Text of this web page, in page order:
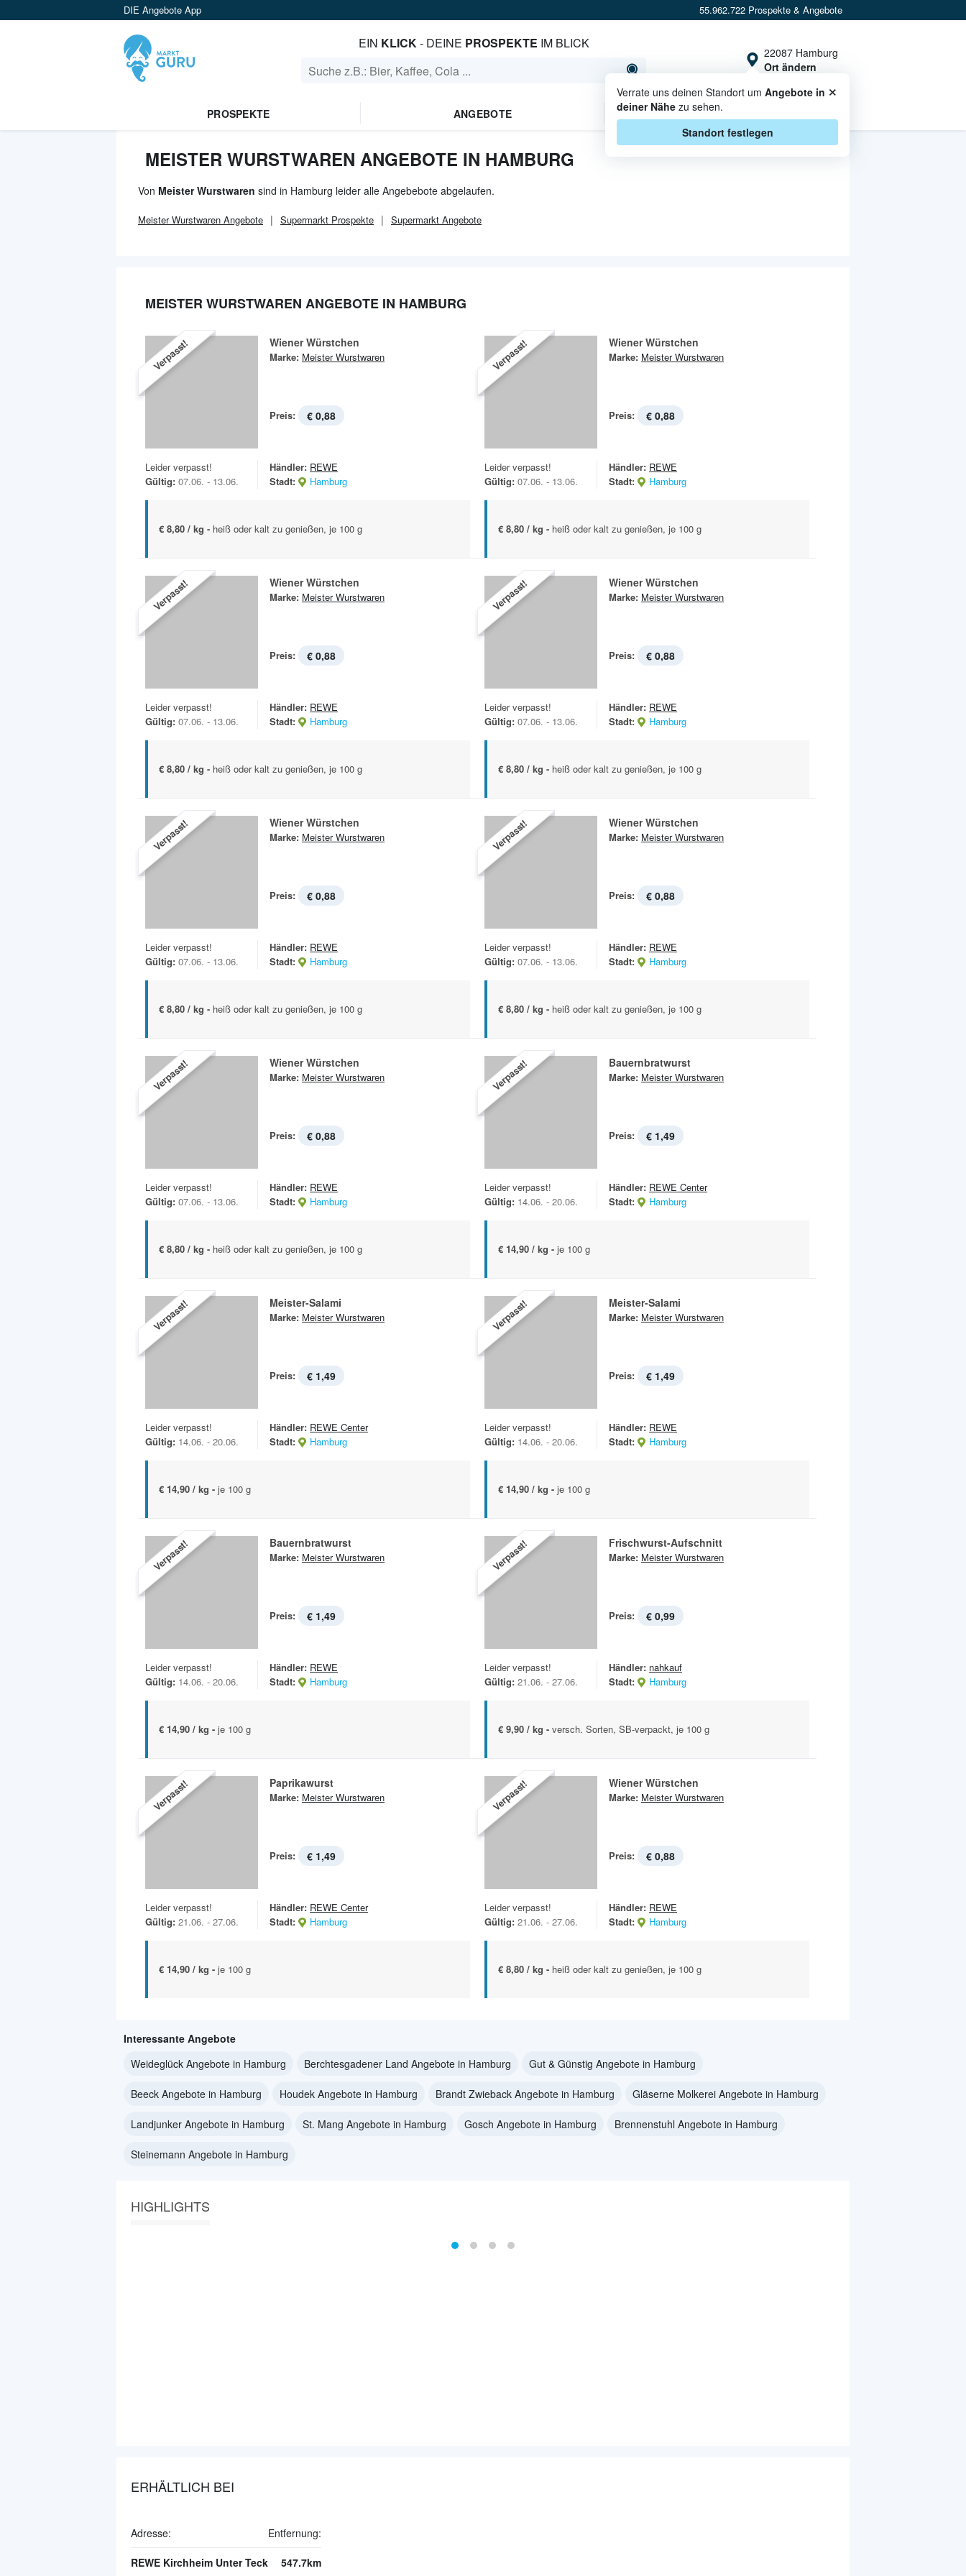
DIE Angebote App 55.962.722 Prospekte & Angebote
EIN KLICK- DEINE PROSPEKTE IM BLICK
22087 Hamburg
Ort ändern
Verrate uns deinen Standort umAngebote in
deiner Nähe zu sehen.
Standort festlegen
×
PROSPEKTE ANGEBOTE CASHBACK
MEISTER WURSTWAREN ANGEBOTE IN HAMBURG
Von Meister Wurstwaren sind in Hamburg leider alle Angebebote abgelaufen.
Meister Wurstwaren Angebote Supermarkt Prospekte Supermarkt Angebote
MEISTER WURSTWAREN ANGEBOTE IN HAMBURG
Verpasst! Wiener Würstchen
Marke: Meister Wurstwaren
Preis: € 0,88
Leider verpasst!
Gültig: 07.06. - 13.06.
Händler: REWE
Stadt:
Hamburg
€ 8,80 / kg - heiß oder kalt zu genießen, je 100 g
Verpasst! Wiener Würstchen
Marke: Meister Wurstwaren
Preis: € 0,88
Leider verpasst!
Gültig: 07.06. - 13.06.
Händler: REWE
Stadt:
Hamburg
€ 8,80 / kg - heiß oder kalt zu genießen, je 100 g
Verpasst! Wiener Würstchen
Marke: Meister Wurstwaren
Preis: € 0,88
Leider verpasst!
Gültig: 07.06. - 13.06.
Händler: REWE
Stadt:
Hamburg
€ 8,80 / kg - heiß oder kalt zu genießen, je 100 g
Verpasst! Wiener Würstchen
Marke: Meister Wurstwaren
Preis: € 0,88
Leider verpasst!
Gültig: 07.06. - 13.06.
Händler: REWE
Stadt:
Hamburg
€ 8,80 / kg - heiß oder kalt zu genießen, je 100 g
Verpasst! Wiener Würstchen
Marke: Meister Wurstwaren
Preis: € 0,88
Leider verpasst!
Gültig: 07.06. - 13.06.
Händler: REWE
Stadt:
Hamburg
€ 8,80 / kg - heiß oder kalt zu genießen, je 100 g
Verpasst! Wiener Würstchen
Marke: Meister Wurstwaren
Preis: € 0,88
Leider verpasst!
Gültig: 07.06. - 13.06.
Händler: REWE
Stadt:
Hamburg
€ 8,80 / kg - heiß oder kalt zu genießen, je 100 g
Verpasst! Wiener Würstchen
Marke: Meister Wurstwaren
Preis: € 0,88
Leider verpasst!
Gültig: 07.06. - 13.06.
Händler: REWE
Stadt:
Hamburg
€ 8,80 / kg - heiß oder kalt zu genießen, je 100 g
Verpasst! Bauernbratwurst
Marke: Meister Wurstwaren
Preis: € 1,49
Leider verpasst!
Gültig: 14.06. - 20.06.
Händler: REWE Center
Stadt:
Hamburg
€ 14,90 / kg - je 100 g
Verpasst! Meister-Salami
Marke: Meister Wurstwaren
Preis: € 1,49
Leider verpasst!
Gültig: 14.06. - 20.06.
Händler: REWE Center
Stadt:
Hamburg
€ 14,90 / kg - je 100 g
Verpasst! Meister-Salami
Marke: Meister Wurstwaren
Preis: € 1,49
Leider verpasst!
Gültig: 14.06. - 20.06.
Händler: REWE
Stadt:
Hamburg
€ 14,90 / kg - je 100 g
Verpasst! Bauernbratwurst
Marke: Meister Wurstwaren
Preis: € 1,49
Leider verpasst!
Gültig: 14.06. - 20.06.
Händler: REWE
Stadt:
Hamburg
€ 14,90 / kg - je 100 g
Verpasst! Frischwurst-Aufschnitt
Marke: Meister Wurstwaren
Preis: € 0,99
Leider verpasst!
Gültig: 21.06. - 27.06.
Händler: nahkauf
Stadt:
Hamburg
€ 9,90 / kg - versch. Sorten, SB-verpackt, je 100 g
Verpasst! Paprikawurst
Marke: Meister Wurstwaren
Preis: € 1,49
Leider verpasst!
Gültig: 21.06. - 27.06.
Händler: REWE Center
Stadt:
Hamburg
€ 14,90 / kg - je 100 g
Verpasst! Wiener Würstchen
Marke: Meister Wurstwaren
Preis: € 0,88
Leider verpasst!
Gültig: 21.06. - 27.06.
Händler: REWE
Stadt:
Hamburg
€ 8,80 / kg - heiß oder kalt zu genießen, je 100 g
Interessante Angebote
Weideglück Angebote in Hamburg
Berchtesgadener Land Angebote in Hamburg Gut & Günstig Angebote in Hamburg
Beeck Angebote in Hamburg Houdek Angebote in Hamburg Brandt Zwieback Angebote in Hamburg Gläserne Molkerei Angebote in Hamburg
Landjunker Angebote in Hamburg St. Mang Angebote in Hamburg Gosch Angebote in Hamburg Brennenstuhl Angebote in Hamburg
Steinemann Angebote in Hamburg
HIGHLIGHTS
ERHÄLTLICH BEI
Adresse: Entfernung:
REWE Kirchheim Unter Teck 547.7km